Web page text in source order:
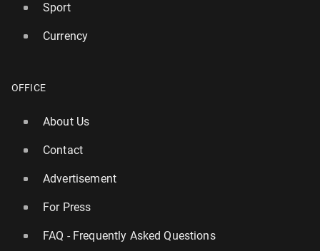
Sport
Currency
OFFICE
About Us
Contact
Advertisement
For Press
FAQ - Frequently Asked Questions